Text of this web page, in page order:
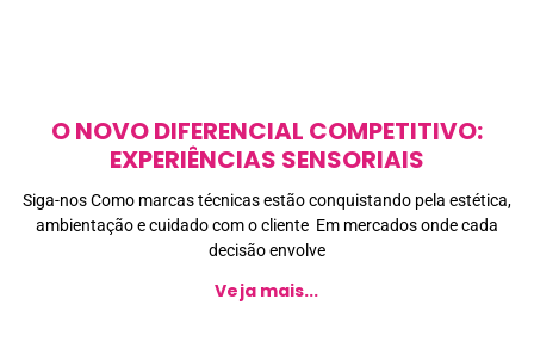
O NOVO DIFERENCIAL COMPETITIVO:
EXPERIÊNCIAS SENSORIAIS
Siga-nos Como marcas técnicas estão conquistando pela estética,
ambientação e cuidado com o cliente Em mercados onde cada
decisão envolve
Veja mais...